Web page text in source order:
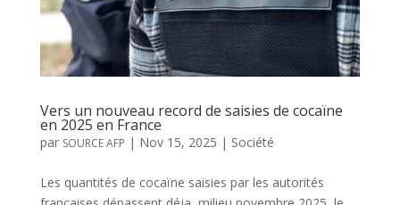
Vers un nouveau record de saisies de cocaïne
en 2025 en France
par SOURCE AFP | Nov 15, 2025 | Société
Les quantités de cocaïne saisies par les autorités